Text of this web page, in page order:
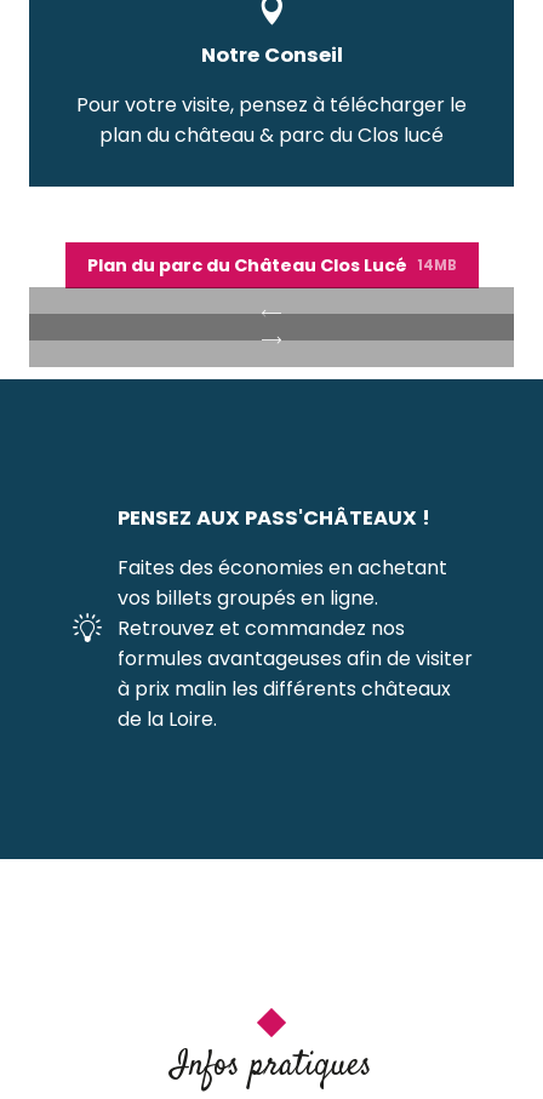
Notre Conseil
Pour votre visite, pensez à télécharger le
plan du château & parc du Clos lucé
Plan du parc du Château Clos Lucé 14MB
PENSEZ AUX PASS'CHÂTEAUX !
Faites des économies en achetant
vos billets groupés en ligne.
Retrouvez et commandez nos
formules avantageuses afin de visiter
à prix malin les différents châteaux
de la Loire.
Infos pratiques